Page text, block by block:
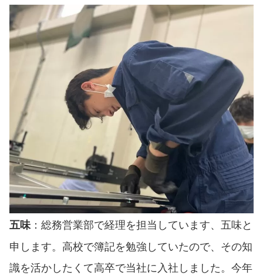
五味 ：総務営業部で経理を担当しています、五味と
申します。高校で簿記を勉強していたので、その知
識を活かしたくて高卒で当社に入社しました。今年